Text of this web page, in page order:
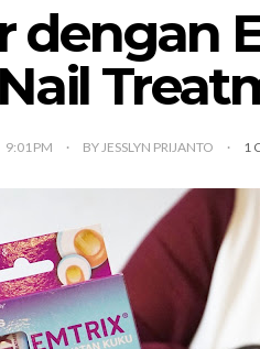
dengan
Nail
9:01 PM BY JESSLYN PRIJANTO 1